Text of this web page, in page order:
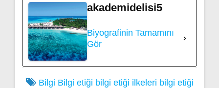
akademidelisi5
Biyografinin Tamamını
Gör
Bilgi Bilgi etiği bilgi etiği ilkeleri bilgi etiği